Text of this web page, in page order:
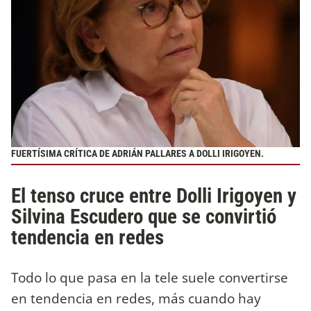
FUERTÍSIMA CRÍTICA DE ADRIÁN PALLARES A DOLLI IRIGOYEN.
El tenso cruce entre Dolli Irigoyen y
Silvina Escudero que se convirtió
tendencia en redes
Todo lo que pasa en la tele suele convertirse
en tendencia en redes, más cuando hay